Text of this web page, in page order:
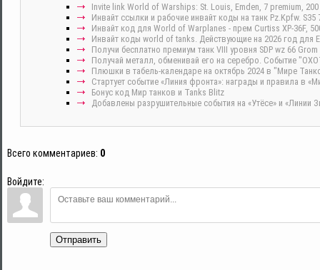
Invite link World of Warships: St. Louis, Emden, 7 premium,
Инвайт ссылки и рабочие инвайт коды на танк Pz.Kpfw.
Инвайт код для World of Warplanes - прем Curtiss XP-36F,
Инвайт коды world of tanks. Действующие на 2026 год для
Получи бесплатно премиум танк VIII уровня SDP wz 66
Получай металл, обменивай его на серебро. Событие
Плюшки в табель-календаре на октябрь 2024 в "Мире
Стартует событие «Линия фронта»: награды и правила в
Бонус код Мир танков и Tanks Blitz
Добавлены разрушительные события на «Утёсе» и «Линии
Всего комментариев: 0
Войдите:
Отправить